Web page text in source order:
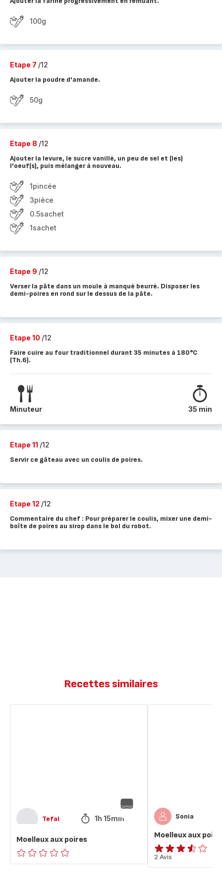
100g
Etape 7 /12
Ajouter la poudre d'amande.
50g
Etape 8 /12
Ajouter la levure, le sucre vanillé, un peu de sel et (les)
l'oeuf(s), puis mélanger à nouveau.
1pincée
3pièce
0.5sachet
1sachet
Etape 9 /12
Verser la pâte dans un moule à manqué beurré. Disposer les
demi-poires en rond sur le dessus de la pâte.
Etape 10 /12
Faire cuire au four traditionnel durant 35 minutes à 180°C
(Th.6).
Minuteur 35 min
Etape 11 /12
Servir ce gâteau avec un coulis de poires.
Etape 12 /12
Commentaire du chef : Pour préparer le coulis, mixer une demi-
boîte de poires au sirop dans le bol du robot.
Recettes similaires
Tefal 1h 15min
Moelleux aux poires
ratings.0
Sonia
Moelleux aux
ratings.3.5
2 Avis